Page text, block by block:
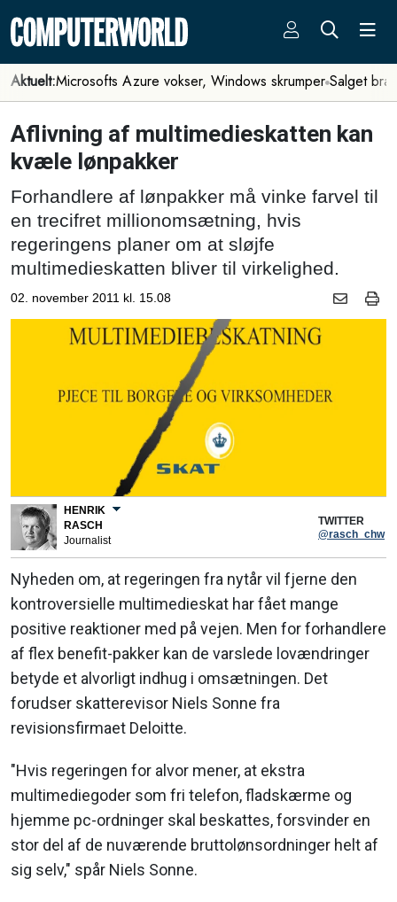
Aktuelt:Microsofts Azure vokser, Windows skrumper Salget
Aflivning af multimedieskatten kan
kvæle lønpakker
Forhandlere af lønpakker må vinke farvel til
en trecifret millionomsætning, hvis
regeringens planer om at sløjfe
multimedieskatten bliver til virkelighed.
02. november 2011 kl. 15.08
HENRIK
RASCH
Journalist
TWITTER
@rasch_chw
Nyheden om, at regeringen fra nytår vil fjerne den
kontroversielle multimedieskat har fået mange
positive reaktioner med på vejen. Men for forhandlere
af flex benefit-pakker kan de varslede lovændringer
betyde et alvorligt indhug i omsætningen. Det
forudser skatterevisor Niels Sonne fra
revisionsfirmaet Deloitte.
"Hvis regeringen for alvor mener, at ekstra
multimediegoder som fri telefon, fladskærme og
hjemme pc-ordninger skal beskattes, forsvinder en
stor del af de nuværende bruttolønsordninger helt af
sig selv," spår Niels Sonne.